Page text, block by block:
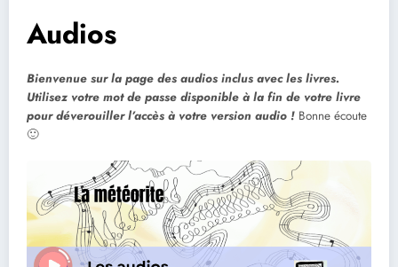
Audios
Bienvenue sur la page des audios inclus avec les livres.
Utilisez votre mot de passe disponible à la fin de votre livre
pour déverouiller l’accès à votre version audio ! Bonne écoute
🙂